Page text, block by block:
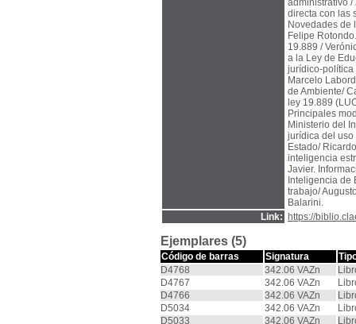
administrativo
directa con las
Novedades de
Felipe
19.889 /
a la Ley de
jurídico-política
Marcelo
de Ambiente/
ley 19.889
Principales
Ministerio del
jurídica del
Estado/
inteligencia
Javier.
Inteligencia de
trabajo/
Balarini.
Link:
https://
Ejemplares (5)
Código de barras Signatura
D4768
342.06 VAZn
D4767
342.06 VAZn
D4766
342.06 VAZn
D5034
342.06 VAZn
D5033
342.06 VAZn